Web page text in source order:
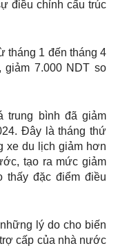
điều chỉnh cấu trúc
tháng 1 đến tháng 4
giảm 7.000 NDT so
trung bình đã giảm
Đây là tháng thứ
xe du lịch giảm hơn
tạo ra mức giảm
thấy đặc điểm điều
lý do cho biến
cấp của nhà nước